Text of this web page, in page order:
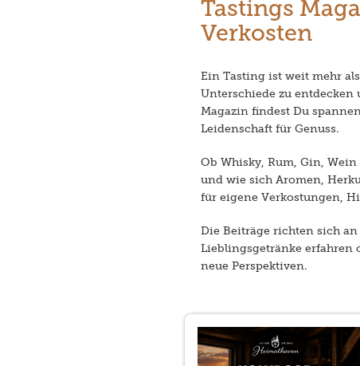
Tastings
Verkosten
Ein Tasting ist weit mehr
Unterschiede zu
Magazin findest Du
Leidenschaft für Genuss.
Ob Whisky, Rum, Gin,
und wie sich Aromen,
für eigene Verkostungen,
Die Beiträge richten sich
Lieblingsgetränke erfahren
neue Perspektiven.